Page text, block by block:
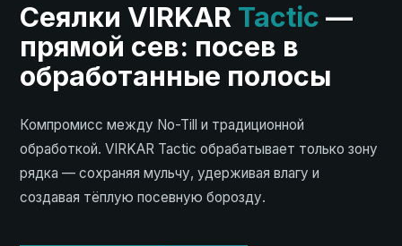
Сеялки VIRKAR Tactic —
прямой сев: посев в
обработанные полосы
Компромисс между No-Till и традиционной
обработкой. VIRKAR Tactic обрабатывает только зону
рядка — сохраняя мульчу, удерживая влагу и
создавая тёплую посевную борозду.